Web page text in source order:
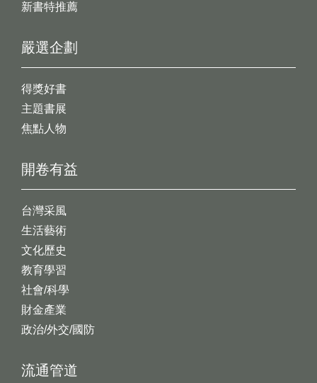
新書特推薦
開卷有益
台灣采風
生活藝術
文化歷史
教育學習
社會/科學
財金產業
政治/外交/國防
嚴選企劃
得獎好書
主題書展
焦點人物
流通管道